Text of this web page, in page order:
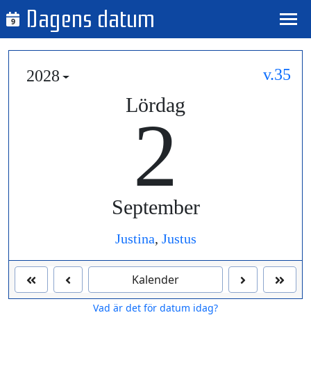
9 Dagens datum
2028 v.35
Lördag
2
September
Justina, Justus
Kalender
Vad är det för datum idag?